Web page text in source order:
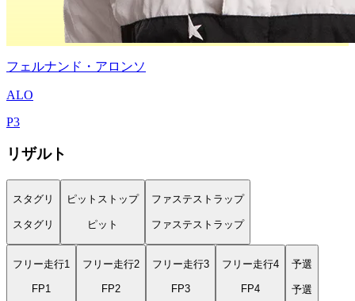
フェルナンド・アロンソ
ALO
P3
リザルト
スタグリ
スタグリ
ピットストップ
ピット
ファステストラップ
ファステストラップ
フリー走行1
FP1
フリー走行2
FP2
フリー走行3
FP3
フリー走行4
FP4
予選
予選